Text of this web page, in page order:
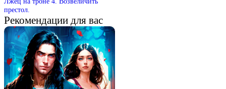
престол.
Рекомендации для вас